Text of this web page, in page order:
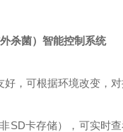
杀菌） 智能控制系统
，可根据环境改变，
SD卡存储），可实时